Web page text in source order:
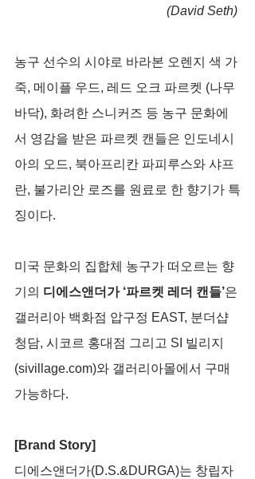
(David Seth)
농구 선수의 시야로 바라본 오렌지 색 가
죽, 메이플 우드, 레드 오크 파르켓 (나무
바닥), 화려한 스니커즈 등 농구 문화에
서 영감을 받은 파르켓 캔들은 인도네시
아의 오드, 북아프리칸 파피루스와 샤프
란, 불가리안 로즈를 원료로 한 향기가 특
징이다.
미국 문화의 집합체 농구가 떠오르는 향
기의 디에스앤더가 ‘파르켓 레더 캔들’은
갤러리아 백화점 압구정 EAST, 분더샵
청담, 시코르 홍대점 그리고 SI 빌리지
(sivillage.com)와 갤러리아몰에서 구매
가능하다.
[Brand Story]
디에스앤더가(D.S.&DURGA)는 창립자